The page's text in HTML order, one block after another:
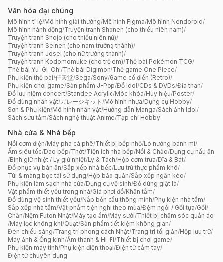
Văn hóa đại chúng
Mô hình tỉ lệ/Mô hình giải thưởng/Mô hình Figma/Mô hình Nendoroid/
Mô hình hành động/Truyện tranh Shonen (cho thiếu niên nam)/
Truyện tranh Shojo (cho thiếu niên nữ)/
Truyện tranh Seinen (cho nam trưởng thành)/
Truyện tranh Josei (cho nữ trưởng thành)/
Truyện tranh Kodomomuke (cho trẻ em)/Thẻ bài Pokémon TCG/
Thẻ bài Yu-Gi-Oh!/Thẻ bài Digimon/Thẻ game One Piece/
Phụ kiện thẻ bài/任天堂/Sega/Sony/Game cổ điển (Retro)/
Phụ kiện chơi game/Sản phẩm J-Pop/Đồ Idol/CDs & DVDs/Đĩa than/
Đồ lưu niệm concert/Standee Acrylic/Móc khóa/Huy hiệu/Poster/
Đồ dùng nhân vật/ガレージキット /Mô hình nhựa/Dụng cụ Hobby/
Sơn & Phụ kiện/Mô hình nhân vật/Hướng dẫn Manga/Sách ảnh Idol/
Sách sưu tầm/Sách nghệ thuật Anime/Tạp chí Hobby
Nhà cửa & Nhà bếp
Nồi cơm điện/Máy pha cà phê/Thiết bị bếp nhỏ/Lò nướng bánh mì/
Ấm siêu tốc/Dao bếp/Thớt/Tiện ích nhà bếp/Nồi & Chảo/Dụng cụ nấu ăn
/Bình giữ nhiệt / Ly giữ nhiệt/Ly & Tách/Hộp cơm trưa/Dĩa & Bát/
Đồ phục vụ bàn ăn/Sắp xếp nhà bếp/Lưu trữ thực phẩm khô/
Túi & màng bọc tái sử dụng/Hộp bảo quản/Sắp xếp ngăn kéo/
Phụ kiện làm sạch nhà cửa/Dụng cụ vệ sinh/Đồ dùng giặt là/
Vật phẩm thiết yếu trong nhà/Giá phơi đồ/Khăn tắm/
Đồ dùng vệ sinh thiết yếu/Nắp bồn cầu thông minh/Phụ kiện nhà tắm/
Sắp xếp nhà tắm/Vật phẩm tiện nghi theo mùa/Đệm ngồi / Gối tựa/Gối/
Chăn/Nệm Futon Nhật/Máy tạo ẩm/Máy sưởi/Thiết bị chăm sóc quần áo
/Máy lọc không khí/Quạt/Sản phẩm tiết kiệm không gian/
Đèn chiếu sáng/Trang trí phong cách Nhật/Trang trí tối giản/Hộp lưu trữ/
Máy ảnh & Ống kính/Âm thanh & Hi-Fi/Thiết bị chơi game/
Phụ kiện máy tính/Phụ kiện điện thoại/Điện tử cầm tay/
Điện tử chuyên dụng